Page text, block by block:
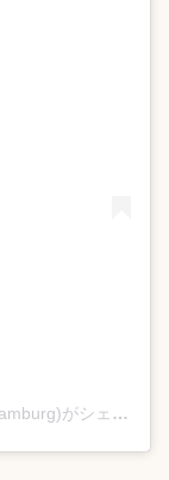
#hamburg | Täglich neue Inspirationen(@hamburg)がシェアした投稿